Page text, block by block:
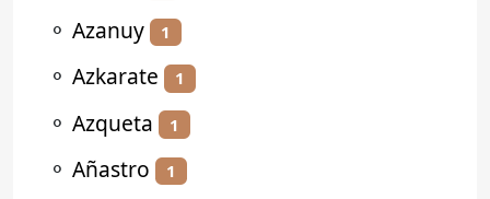
⚬ Azanuy 1
⚬ Azkarate 1
⚬ Azqueta 1
⚬ Añastro 1